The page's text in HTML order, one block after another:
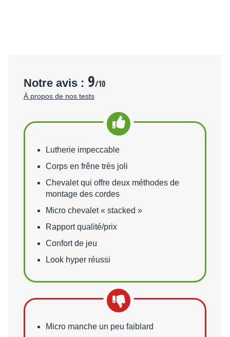
Notre avis : 9/10
À propos de nos tests
Points forts
Lutherie impeccable
Corps en frêne très joli
Chevalet qui offre deux méthodes de
montage des cordes
Micro chevalet « stacked »
Rapport qualité/prix
Confort de jeu
Look hyper réussi
Points faibles
Micro manche un peu faiblard